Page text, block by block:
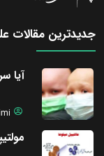
جدیدترین مقالات
آیا